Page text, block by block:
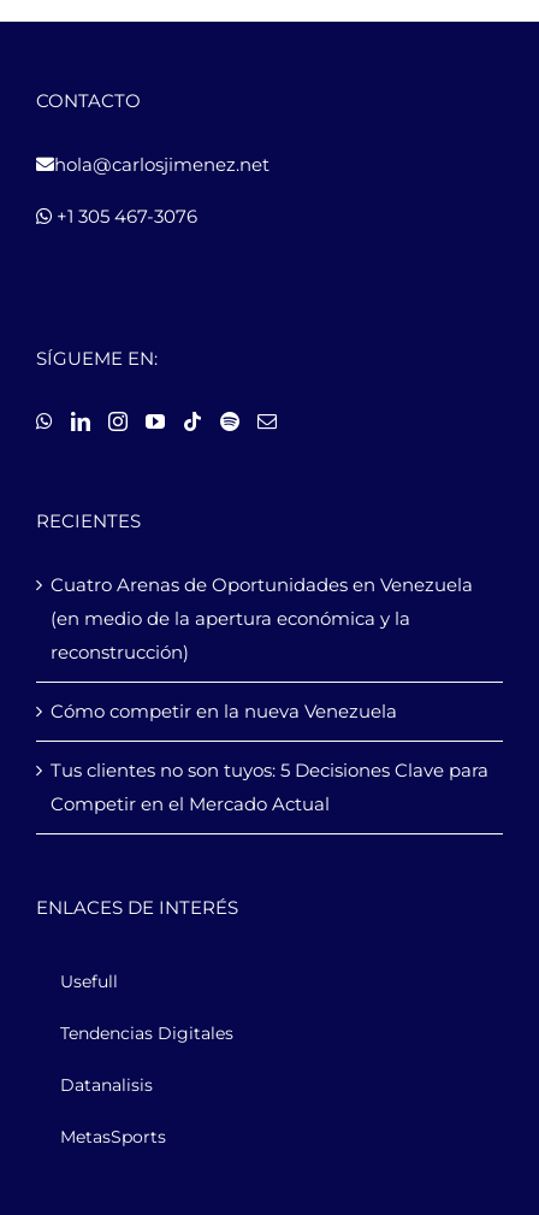
CONTACTO
hola@carlosjimenez.net
+1 305 467-3076
SÍGUEME EN:
RECIENTES
Cuatro Arenas de Oportunidades en Venezuela
(en medio de la apertura económica y la
reconstrucción)
Cómo competir en la nueva Venezuela
Tus clientes no son tuyos: 5 Decisiones Clave para
Competir en el Mercado Actual
ENLACES DE INTERÉS
Usefull
Tendencias Digitales
Datanalisis
MetasSports